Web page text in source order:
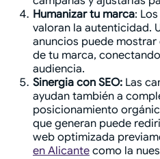
Humanizar tu marca:
valoran la autenticidad.
anuncios puede
de tu marca,
audiencia.
Sinergia con SEO: Las
ayudan también a
posicionamiento
que generan puede
web optimizada
en Alicante como la